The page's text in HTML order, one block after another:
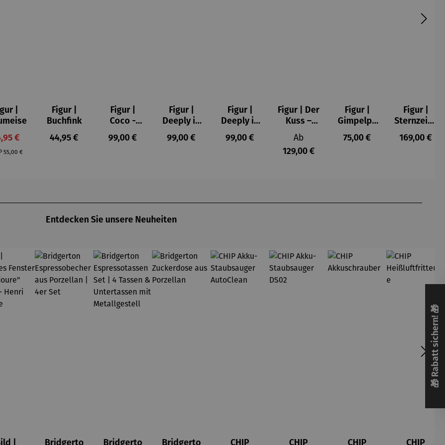
|
€
Regulärer Preis:
55,00 €
Figur |
Buchfink
Regulärer Preis:
44,95 €
Figur |
Coco -
Romero
Britto
Regulärer Preis:
99,00 €
Figur |
Deeply in
Love 1 -
Romero
Regulärer Preis:
99,00 €
Figur |
Deeply in
Love 2 -
Romero
Regulärer Preis:
99,00 €
Figur | Der
Kuss –
Gustav
Klimt
Regulärer Preis:
Ab
129,00 €
Figur |
Gimpelpa
ar
Regulärer Preis:
75,00 €
Figur |
Sternzeich
en -
männlich
Regulärer
169,00 €
Entdecken Sie unsere Neuheiten
|
Bridgerto
Bridgerto
Bridgerto
CHIP
CHIP
CHIP
CHIP
🎁 Rabatt sichern! 🎁